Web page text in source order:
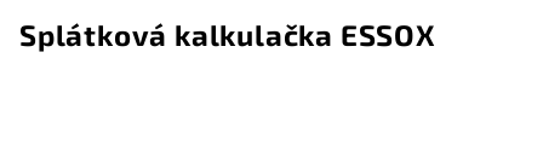
Splátková kalkulačka ESSOX